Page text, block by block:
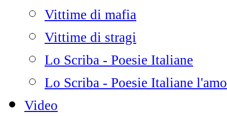
Vittime di mafia
Vittime di stragi
Lo Scriba - Poesie Italiane
Lo Scriba - Poesie Italiane
Video